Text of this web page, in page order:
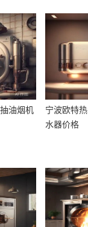
油烟机
宁波欧特
水器价格